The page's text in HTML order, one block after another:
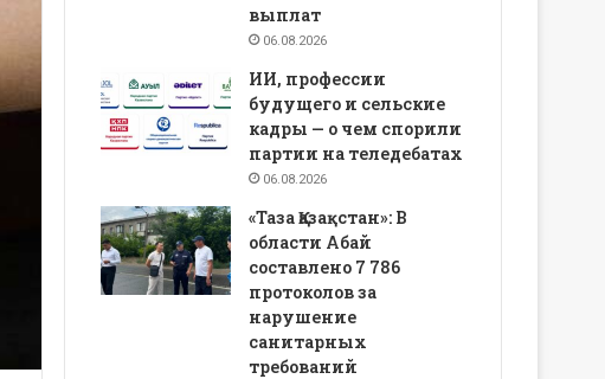
выплат
06.08.2026
ИИ, профессии
будущего и сельские
кадры — о чем спорили
партии на теледебатах
06.08.2026
«Таза Қазақстан»: В
области Абай
составлено 7 786
протоколов за
нарушение
санитарных
требований